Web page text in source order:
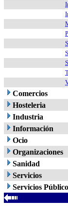
Comercios
Hosteleria
Industria
Información
Ocio
Organizaciones
Sanidad
Servicios
Servicios